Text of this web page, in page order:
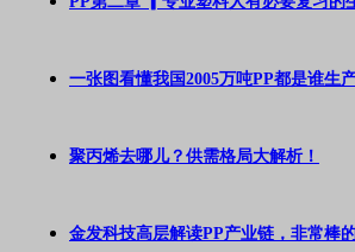
一张图看懂我国2005万吨PP都是谁生
聚丙烯去哪儿？供需格局大解析！
金发科技高层解读PP产业链，非常棒